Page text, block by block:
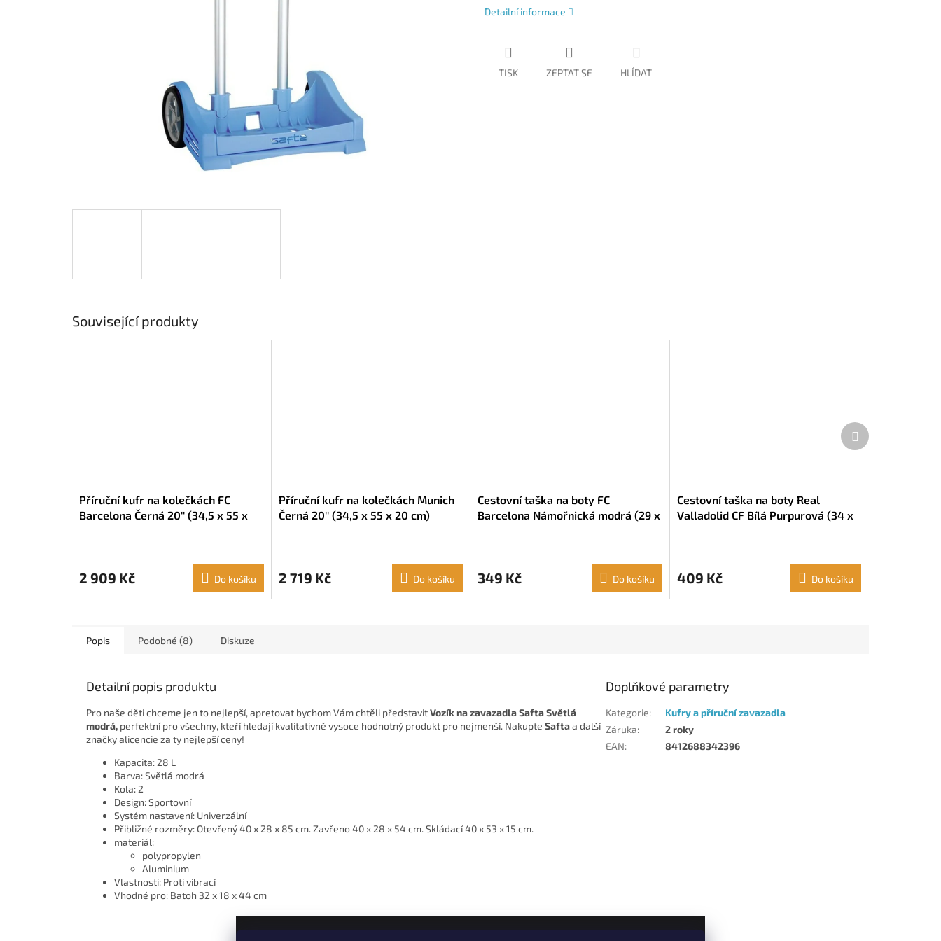
Detailní informace
TISK ZEPTAT SE HLÍDAT
Související produkty
Příruční kufr na kolečkách FC
Barcelona Černá 20'' (34,5 x 55 x
2 909 Kč Do košíku
Příruční kufr na kolečkách Munich
Černá 20'' (34,5 x 55 x 20 cm)
2 719 Kč Do košíku
Cestovní taška na boty FC
Barcelona Námořnická modrá (29 x
349 Kč Do košíku
Cestovní taška na boty Real
Valladolid CF Bílá Purpurová (34 x
409 Kč Do košíku
Další
produkt
Popis Podobné (8) Diskuze
Detailní popis produktu
Pro naše děti chceme jen to nejlepší, apretovat bychom Vám chtěli představitVozík na zavazadla Safta Světlá
modrá, perfektní pro všechny, kteří hledají kvalitativně vysoce hodnotný produkt pro nejmenší. Nakupte Saftaa další
značky alicencie za ty nejlepší ceny!
Kapacita: 28 L
Barva: Světlá modrá
Kola: 2
Design: Sportovní
Systém nastavení: Univerzální
Přibližné rozměry: Otevřený 40 x 28 x 85 cm. Zavřeno 40 x 28 x 54 cm. Skládací 40 x 53 x 15 cm.
materiál:
polypropylen
Aluminium
Vlastnosti: Proti vibrací
Vhodné pro: Batoh 32 x 18 x 44 cm
Doplňkové parametry
Kategorie:
Kufry a příruční zavazadla
Záruka:
2 roky
EAN: 8412688342396